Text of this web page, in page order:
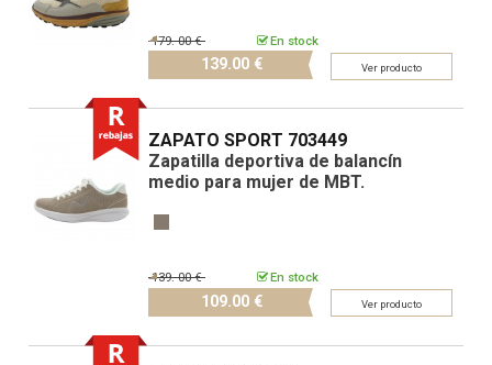
En stock
179.00 €
139.00 € Ver producto
ZAPATO SPORT 703449
Zapatilla deportiva de balancín
medio para mujer de MBT.
En stock
139.00 €
109.00 € Ver producto